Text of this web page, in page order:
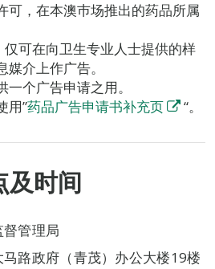
可，在本澳巿场推出的药品所属
仅可在向卫生专业人士提供的样
介上作广告。
个广告申请之用。
用”药品广告申请书补充页 “。
及时间
管理局
路政府（青茂）办公大楼19楼